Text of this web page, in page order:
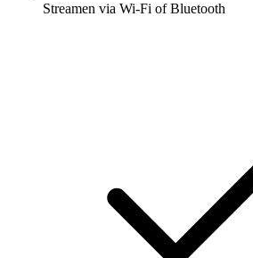
Streamen via Wi-Fi of Bluetooth